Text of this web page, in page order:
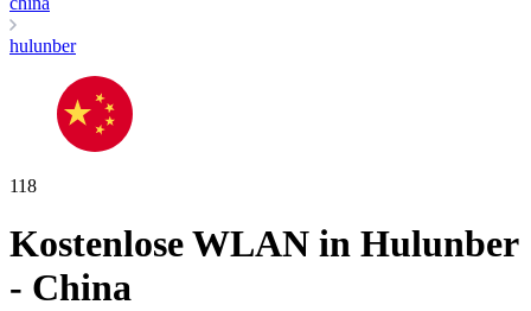
hulunber
118
Kostenlose WLAN in Hulunber
- China